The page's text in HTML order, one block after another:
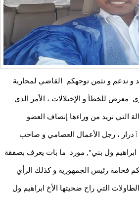
و ندعم و نثمن توجهكم القاضي لمحاربة
معرض للخطأ و الإختلالات ، الأمر الذي
التي نريد من وراءها إنصاف العضو
، رجل الأعمال العصامي و صاحب
ابراهيم ول بني", مورد ما بات يعرف بصفقة
فخامة رئيس الجمهورية و كذلك الرأي
التي راح ضحيتها الأخ ابراهيم ول